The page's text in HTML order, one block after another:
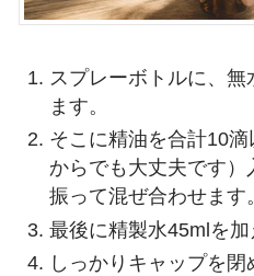
スプレーボトルに、
ます。
そこに精油を合計10
からでも大丈夫です）
振って混ぜ合わせます。
最後に精製水45mlを加
しっかりキャップを